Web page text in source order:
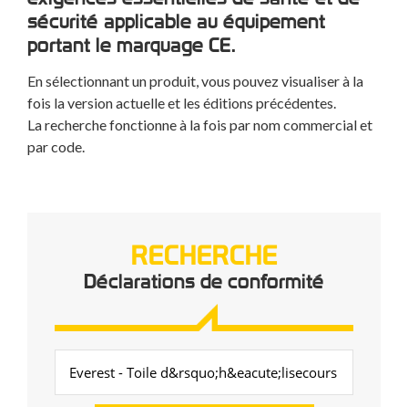
sécurité applicable au équipement
portant le marquage CE.
En sélectionnant un produit, vous pouvez visualiser à la
fois la version actuelle et les éditions précédentes.
La recherche fonctionne à la fois par nom commercial et
par code.
RECHERCHE
Déclarations de conformité